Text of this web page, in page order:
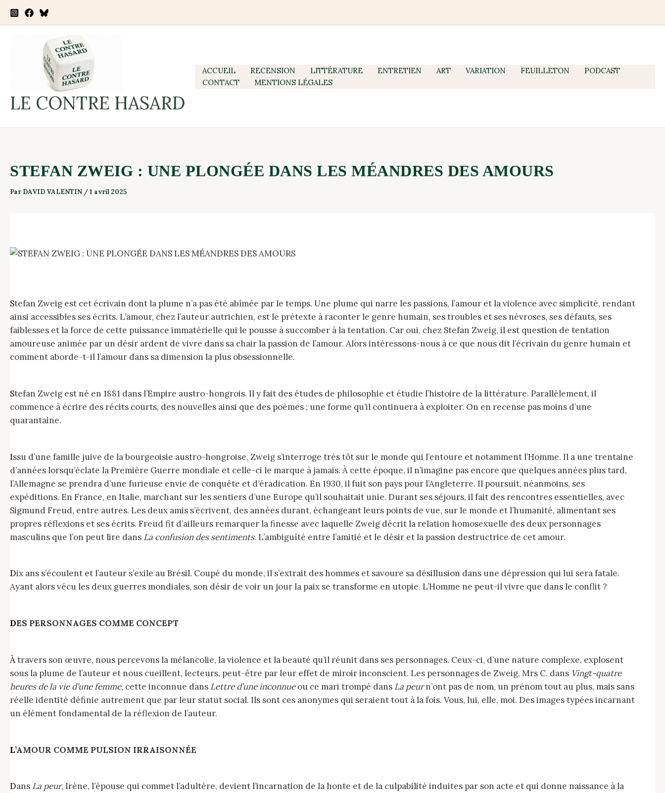
LE CONTRE HASARD
ACCUEIL RECENSION LITTÉRATURE ENTRETIEN ART VARIATION FEUILLETON
PODCAST
CONTACT
MENTIONS LÉGALES
STEFAN ZWEIG : UNE PLONGÉE DANS LES MÉANDRES DES AMOURS
Par DAVID VALENTIN /1 avril 2025
STEFAN
PLONGÉE
LES
MÉANDRES
Stefan Zweig est cet écrivain dont la plume n’a pas été abîmée par le temps. Une plume qui narre les passions, l’amour et la violence avec simplicité, rendant
ainsi accessibles ses écrits. L’amour, chez l’auteur autrichien, est le prétexte à raconter le genre humain, ses troubles et ses névroses, ses défauts, ses
faiblesses et la force de cette puissance immatérielle qui le pousse à succomber à la tentation. Car oui, chez Stefan Zweig, il est question de tentation
amoureuse animée par un désir ardent de vivre dans sa chair la passion de l’amour. Alors intéressons-nous à ce que nous dit l’écrivain du genre humain et
comment aborde-t-il l’amour dans sa dimension la plus obsessionnelle.
Stefan Zweig est né en 1881 dans l’Empire austro-hongrois. Il y fait des études de philosophie et étudie l’histoire de la littérature. Parallèlement, il
commence à écrire des récits courts, des nouvelles ainsi que des poèmes ; une forme qu’il continuera à exploiter. On en recense pas moins d’une
quarantaine.
Issu d’une famille juive de la bourgeoisie austro-hongroise, Zweig s’interroge très tôt sur le monde qui l’entoure et notamment l’Homme. Il a une trentaine
d’années lorsqu’éclate la Première Guerre mondiale et celle-ci le marque à jamais. À cette époque, il n’imagine pas encore que quelques années plus tard,
l’Allemagne se prendra d’une furieuse envie de conquête et d’éradication. En 1930, il fuit son pays pour l’Angleterre. Il poursuit, néanmoins, ses
expéditions. En France, en Italie, marchant sur les sentiers d’une Europe qu’il souhaitait unie. Durant ses séjours, il fait des rencontres essentielles, avec
Sigmund Freud, entre autres. Les deux amis s’écrivent, des années durant, échangeant leurs points de vue, sur le monde et l’humanité, alimentant ses
propres réflexions et ses écrits. Freud fit d’ailleurs remarquer la finesse avec laquelle Zweig décrit la relation homosexuelle des deux personnages
masculins que l’on peut lire dans La confusion des sentiments. L’ambiguïté entre l’amitié et le désir et la passion destructrice de cet amour.
Dix ans s’écoulent et l’auteur s’exile au Brésil. Coupé du monde, il s’extrait des hommes et savoure sa désillusion dans une dépression qui lui sera fatale.
Ayant alors vécu les deux guerres mondiales, son désir de voir un jour la paix se transforme en utopie. L’Homme ne peut-il vivre que dans le conflit ?
DES PERSONNAGES COMME CONCEPT
À travers son œuvre, nous percevons la mélancolie, la violence et la beauté qu’il réunit dans ses personnages. Ceux-ci, d’une nature complexe, explosent
sous la plume de l’auteur et nous cueillent, lecteurs, peut-être par leur effet de miroir inconscient. Les personnages de Zweig, Mrs C. dans Vingt-quatre
heures de la vie d’une femme, cette inconnue dans Lettre d’une inconnueou ce mari trompé dans La peurn’ont pas de nom, un prénom tout au plus, mais sans
réelle identité définie autrement que par leur statut social. Ils sont ces anonymes qui seraient tout à la fois. Vous, lui, elle, moi. Des images typées incarnant
un élément fondamental de la réflexion de l’auteur.
L’AMOUR COMME PULSION IRRAISONNÉE
Dans La peur, Irène, l’épouse qui commet l’adultère, devient l’incarnation de la honte et de la culpabilité induites par son acte et qui donne naissance à la